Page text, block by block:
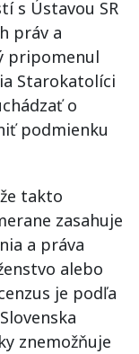
s Ústavou SR
práv a
pripomenul
Starokatolíci
o
podmienku
takto
zasahuje
a práva
alebo
je podľa
znemožňuje